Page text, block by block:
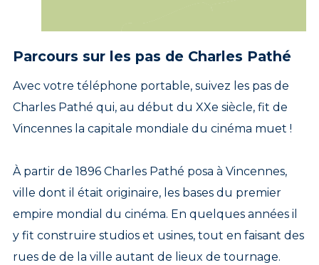
Parcours sur les pas de Charles Pathé
Avec votre téléphone portable, suivez les pas de
Charles Pathé qui, au début du XXe siècle, fit de
Vincennes la capitale mondiale du cinéma muet !
À partir de 1896 Charles Pathé posa à Vincennes,
ville dont il était originaire, les bases du premier
empire mondial du cinéma. En quelques années il
y fit construire studios et usines, tout en faisant des
rues de de la ville autant de lieux de tournage.